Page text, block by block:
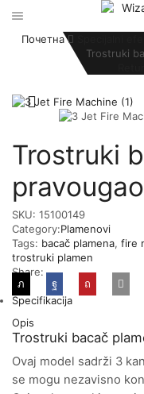
Почетна
Trostruki
Trostruki
SKU: 15100149
Category:Plamenovi
Tags: bacač plamena, fire
trostruki plamen
Share:
Specifikacija
Opis
Trostruki bacač
Ovaj model sadrži 3
se mogu nezavisno